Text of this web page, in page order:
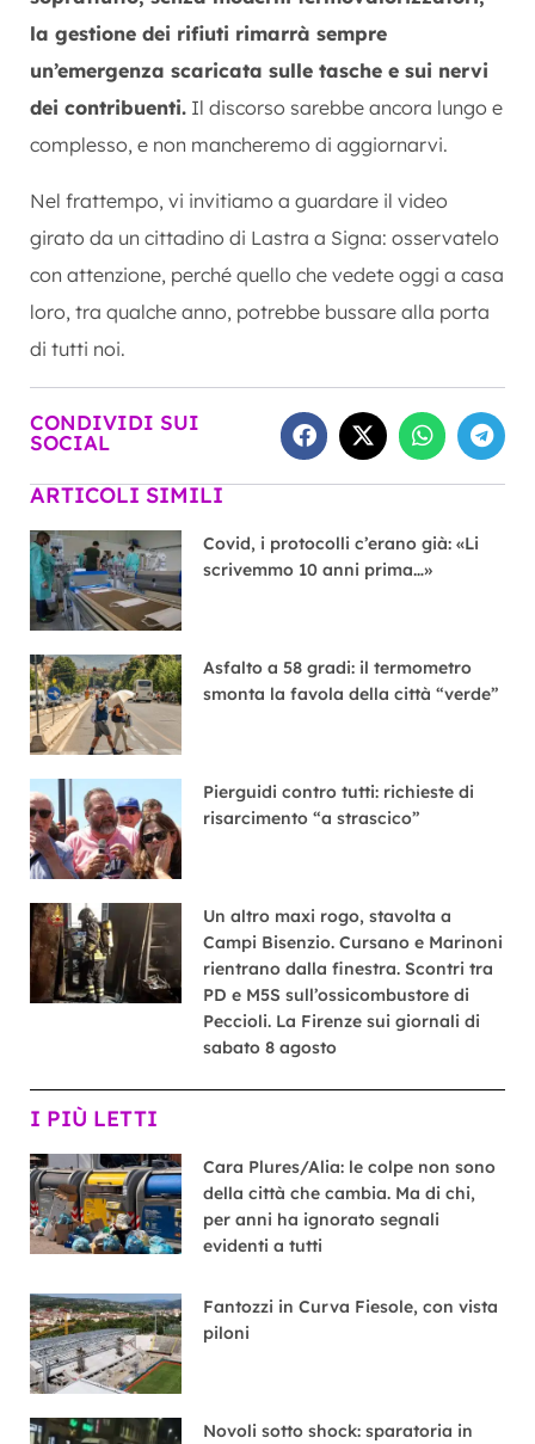
la gestione dei rifiuti rimarrà sempre
un’emergenza scaricata sulle tasche e sui nervi
dei contribuenti. Il discorso sarebbe ancora lungo e
complesso, e non mancheremo di aggiornarvi.
Nel frattempo, vi invitiamo a guardare il video
girato da un cittadino di Lastra a Signa: osservatelo
con attenzione, perché quello che vedete oggi a casa
loro, tra qualche anno, potrebbe bussare alla porta
di tutti noi.
CONDIVIDI SUI
SOCIAL
ARTICOLI SIMILI
Covid, i protocolli c’erano già: «Li
scrivemmo 10 anni prima…»
Asfalto a 58 gradi: il termometro
smonta la favola della città “verde”
Pierguidi contro tutti: richieste di
risarcimento “a strascico”
Un altro maxi rogo, stavolta a
Campi Bisenzio. Cursano e Marinoni
rientrano dalla finestra. Scontri tra
PD e M5S sull’ossicombustore di
Peccioli. La Firenze sui giornali di
sabato 8 agosto
I PIÙ LETTI
Cara Plures/Alia: le colpe non sono
della città che cambia. Ma di chi,
per anni ha ignorato segnali
evidenti a tutti
Fantozzi in Curva Fiesole, con vista
piloni
Novoli sotto shock: sparatoria in